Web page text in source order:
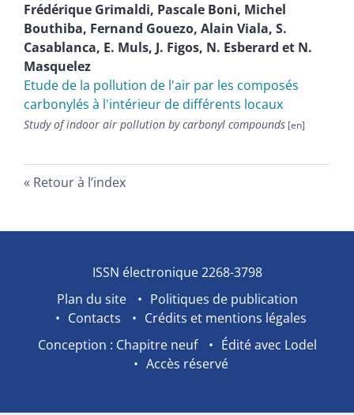
Frédérique Grimaldi, Pascale Boni, Michel
Bouthiba, Fernand Gouezo, Alain Viala, S.
Casablanca, E. Muls, J. Figos, N. Esberard et N.
Masquelez
Etude de la pollution de l'air par les composés
carbonylés à l'intérieur de différents locaux
Study of indoor air pollution by carbonyl compounds
Retour à l’index
ISSN électronique 2268-3798
Plan du site
Politiques de publication
Contacts
Crédits et mentions légales
Conception : Chapitre neuf
Édité avec Lodel
Accès réservé